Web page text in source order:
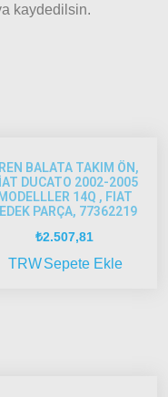
kaydedilsin.
BALATA TAKIM ÖN,
DUCATO 2002-2005
MODELLLER 14Q , FIAT
PARÇA, 77362219
₺2.507,81
TRWSepete Ekle